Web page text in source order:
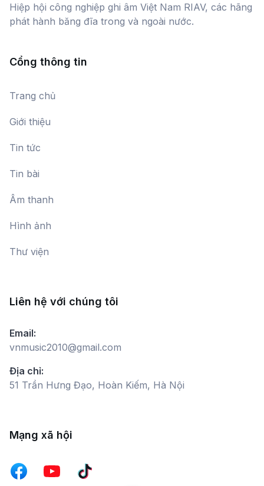
Minh
Xuân Bình
Giao hưởng thơ: Kiều
Bùi Công Duy,
Hiệp hội công nghiệp ghi âm Việt Nam RIAV, các hãng
phát hành băng đĩa trong và ngoài nước.
Cổng thông tin
Trang chủ
Giới thiệu
Tin tức
Tin bài
Âm thanh
Hình ảnh
Thư viện
Liên hệ với chúng tôi
Email:
vnmusic2010@gmail.com
Địa chỉ:
51 Trần Hưng Đạo, Hoàn Kiếm, Hà Nội
Mạng xã hội